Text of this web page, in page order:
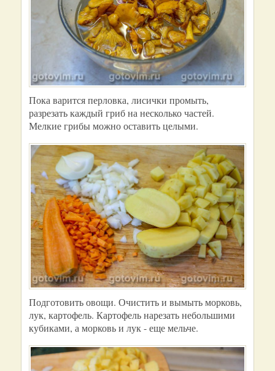
Пока варится перловка, лисички промыть,
разрезать каждый гриб на несколько частей.
Мелкие грибы можно оставить целыми.
Подготовить овощи. Очистить и вымыть морковь,
лук, картофель. Картофель нарезать небольшими
кубиками, а морковь и лук - еще мельче.